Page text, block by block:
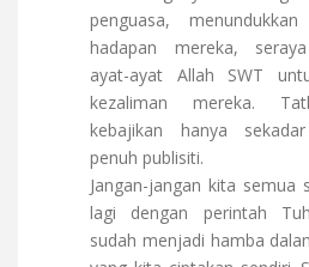
penguasa,
hadapan mereka,
ayat-ayat Allah SWT
kezaliman mereka.
kebajikan hanya
penuh publisiti.
Jangan-jangan kita semua
lagi dengan perintah
sudah menjadi hamba